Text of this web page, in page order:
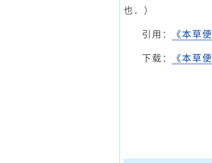
也．）
引用： 《本草
下载： 《本草